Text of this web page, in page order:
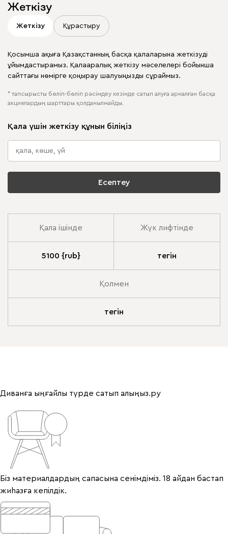
Жеткізу
Жеткізу Құрастыру
Қосымша ақыға Қазақстанның басқа қалаларына жеткізуді
ұйымдастырамыз. Қалааралық жеткізу мәселелері бойынша
сайттағы нөмірге қоңырау шалуыңызды сұраймыз.
* тапсырысты бөліп-бөліп рәсімдеу кезінде сатып алуға арналған басқа
акциялардың шарттары қолданылмайды.
Қала үшін жеткізу құнын біліңіз
Есептеу
Қала ішінде Жүк лифтінде
5100 {rub} тегін
Қолмен
тегін
Диванға ыңғайлы түрде сатып алыңыз.ру
Біз материалдардың сапасына сенімдіміз. 18 айдан бастап
жиһазға кепілдік.